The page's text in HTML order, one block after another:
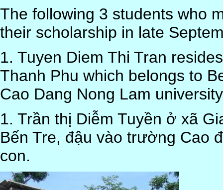
The following 3 students who
their scholarship in late
1. Tuyen Diem Thi Tran
Thanh Phu which belongs to
Cao Dang Nong Lam university
1. Trần thị Diễm Tuyền ở xã
Bến Tre, đậu vào trường Cao
con.